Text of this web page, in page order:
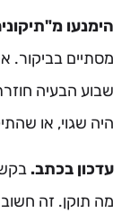
הימנעו
מסתיים בביקור.
שבוע הבעיה
היה שגוי, או
עדכון בכתב.
מה תוקן. זה